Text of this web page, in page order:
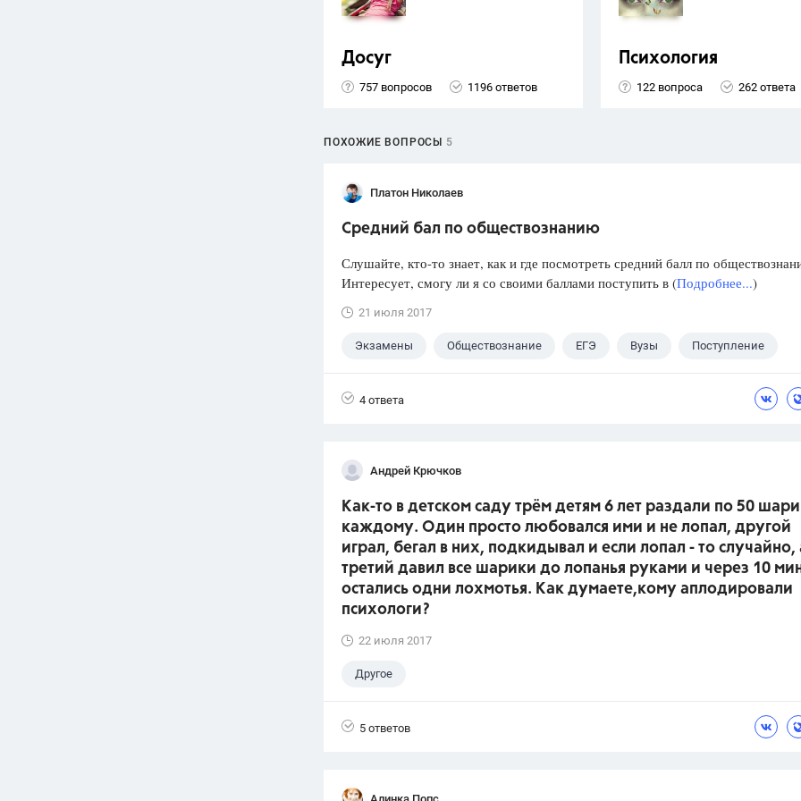
Досуг
757 вопросов 1196 ответов
Психология
122 вопроса 262 ответа
ПОХОЖИЕ ВОПРОСЫ 5
Платон Николаев
Средний бал по обществознанию
Слушайте, кто-то знает, как и где посмотреть средний балл по
Интересует, смогу ли я со своими баллами поступить в (Подробнее...)
21 июля 2017
Экзамены Обществознание ЕГЭ Вузы Поступление
4 ответа
Андрей Крючков
Как-то в детском саду трём детям 6 лет раздали по 50
каждому. Один просто любовался ими и не лопал, другой
играл, бегал в них, подкидывал и если лопал - то случайно,
третий давил все шарики до лопанья руками и через 10
остались одни лохмотья. Как думаете,кому аплодировали
психологи?
22 июля 2017
Другое
5 ответов